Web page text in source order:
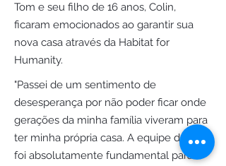
Tom e seu filho de 16 anos, Colin,
ficaram emocionados ao garantir sua
nova casa através da Habitat for
Humanity.
"Passei de um sentimento de
desesperança por não poder ficar onde
gerações da minha família viveram para
ter minha própria casa. A equipe da HPC
foi absolutamente fundamental para